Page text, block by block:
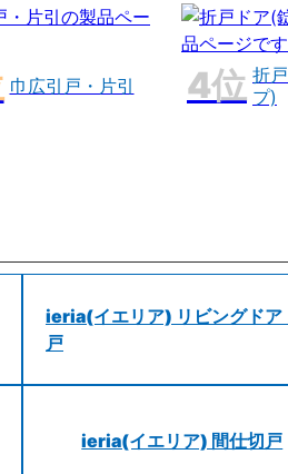
巾広引戸・片引
折
プ)
ieria(イエリア) リビングドア
戸
ieria(イエリア) 間仕切戸